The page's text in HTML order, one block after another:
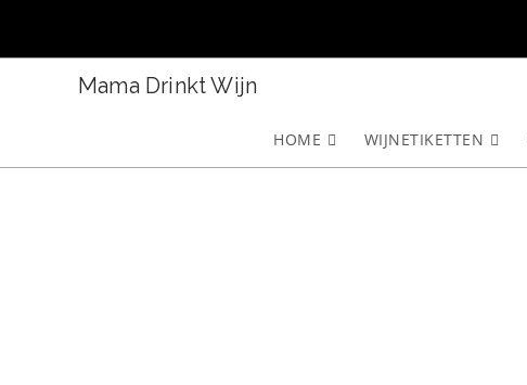
Mama Drinkt Wijn
HOME WIJNETIKETTEN